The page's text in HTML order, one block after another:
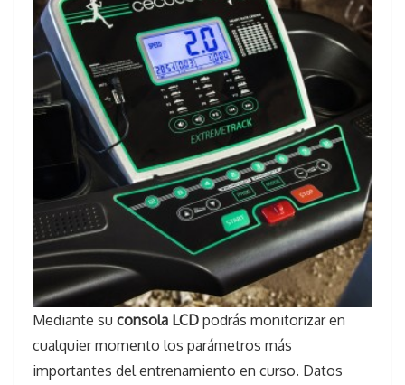
Mediante su consola LCD podrás monitorizar en
cualquier momento los parámetros más
importantes del entrenamiento en curso. Datos